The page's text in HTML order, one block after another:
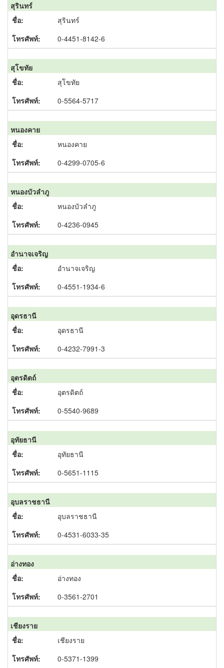
สุรินทร์
สุรินทร์
0-4451-8142-6
สุโขทัย
สุโขทัย
0-5564-5717
หนองคาย
หนองคาย
0-4299-0705-6
หนองบัวลำภู
หนองบัวลำภู
0-4236-0945
อำนาจเจริญ
อำนาจเจริญ
0-4551-1934-6
อุดรธานี
อุดรธานี
0-4232-7991-3
อุตรดิตถ์
อุตรดิตถ์
0-5540-9689
อุทัยธานี
อุทัยธานี
0-5651-1115
อุบลราชธานี
อุบลราชธานี
0-4531-6033-35
อ่างทอง
อ่างทอง
0-3561-2701
เชียงราย
เชียงราย
0-5371-1399